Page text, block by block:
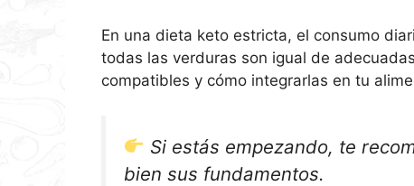
En una dieta keto estricta, el consumo
todas las verduras son igual de
compatibles y cómo integrarlas en tu
Si estás empezando, te
bien sus fundamentos.